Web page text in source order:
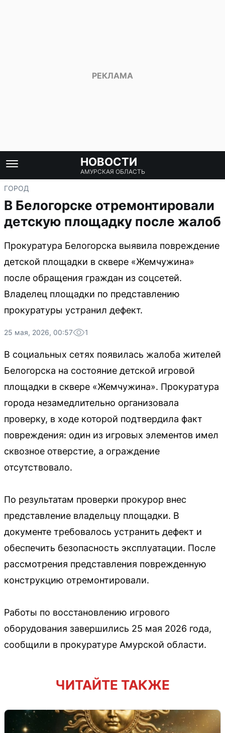
НОВОСТИ
АМУРСКАЯ ОБЛАСТЬ
ГОРОД
В Белогорске отремонтировали
детскую площадку после жалоб
Прокуратура Белогорска выявила повреждение
детской площадки в сквере «Жемчужина»
после обращения граждан из соцсетей.
Владелец площадки по представлению
прокуратуры устранил дефект.
25 мая, 2026, 00:57 1
В социальных сетях появилась жалоба жителей
Белогорска на состояние детской игровой
площадки в сквере «Жемчужина». Прокуратура
города незамедлительно организовала
проверку, в ходе которой подтвердила факт
повреждения: один из игровых элементов имел
сквозное отверстие, а ограждение
отсутствовало.
По результатам проверки прокурор внес
представление владельцу площадки. В
документе требовалось устранить дефект и
обеспечить безопасность эксплуатации. После
рассмотрения представления поврежденную
конструкцию отремонтировали.
Работы по восстановлению игрового
оборудования завершились 25 мая 2026 года,
сообщили в прокуратуре Амурской области.
ЧИТАЙТЕ ТАКЖЕ